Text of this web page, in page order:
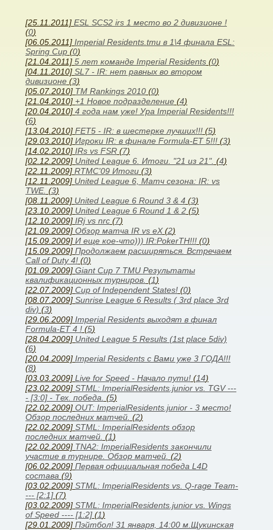
[25.11.2011] ESL SCS2 irs 1 место во 2 дивизионе !
(0)
[06.05.2011] Imperial Residents.tmu в 1\4 финала ESL:
Spring Cup (0)
[21.04.2011] 5 лет команде Imperial Residents (0)
[04.11.2010] SL7 - IR: нет равных во втором
дивизионе (3)
[05.07.2010] TM Rankings 2010 (0)
[21.04.2010] +1 Новое подразделение (4)
[20.04.2010] 4 года нам уже! Ура Imperial Residents!!!
(6)
[13.04.2010] FET5 - IR: в шестерке лучших!!! (5)
[29.03.2010] Игроки IR: в финале Formula-ET 5!!! (3)
[14.02.2010] IRs vs FSR (7)
[02.12.2009] United League 6. Итоги. "21 из 21". (4)
[22.11.2009] RTMC'09 Итоги (3)
[12.11.2009] United League 6, Матч сезона: IR: vs
TWE. (3)
[08.11.2009] United League 6 Round 3 & 4 (3)
[23.10.2009] United League 6 Round 1 & 2 (5)
[12.10.2009] IRj vs nrc (7)
[21.09.2009] Обзор матча IR vs eX(2)
[15.09.2009] И еще кое-что))) IR:PokerTH!!! (0)
[15.09.2009] Продолжаем расширяться. Встречаем
Call of Duty 4! (0)
[01.09.2009] Giant Cup 7 TMU Результаты
квалификационных турниров. (1)
[22.07.2009] Cup of Independent States! (0)
[08.07.2009] Sunrise League 6 Results ( 3rd place 3rd
div) (3)
[29.06.2009] Imperial Residents выходят в финал
Formula-ET 4 ! (5)
[28.04.2009] United League 5 Results (1st place 5div)
(6)
[20.04.2009] Imperial Residents с Вами уже 3 ГОДА!!!
(8)
[03.03.2009] Live for Speed - Начало пути! (14)
[23.02.2009] STML: ImperialResidents.junior vs. TGV ---
- [3:0] - Тех. победа. (5)
[22.02.2009] OUT: ImperialResidents.junior - 3 место!
Обзор последних матчей. (2)
[22.02.2009] STML: ImperialResidents обзор
последних матчей. (1)
[22.02.2009] TNA2: ImperialResidents закончили
участие в турнире. Обзор матчей. (2)
[06.02.2009] Первая официальная победа L4D
состава (9)
[03.02.2009] STML: ImperialResidents vs. Q-rage Team-
--- [2:1] (7)
[03.02.2009] STML: ImperialResidents.junior vs. Wings
of Speed ---- [1:2] (1)
[29.01.2009] Пэйтбол! 31 января, 14:00 м.Щукинская